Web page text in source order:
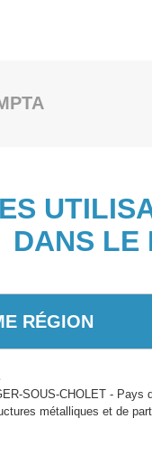
DANS LE
RÉGION
SOUS-CHOLET - Pays
métalliques et de